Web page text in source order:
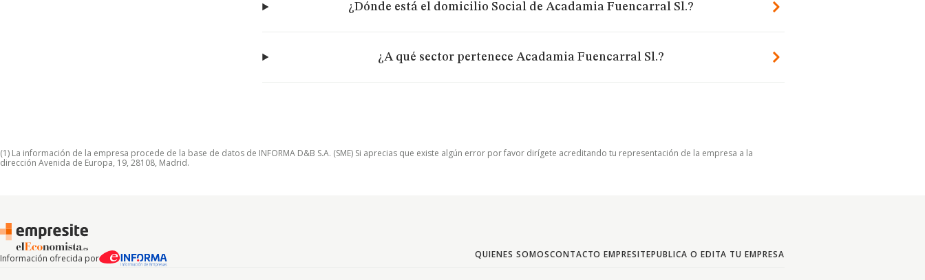
¿Dónde está el domicilio Social de Acadamia Fuencarral Sl.?
¿A qué sector pertenece Acadamia Fuencarral Sl.?
(1) La información de la empresa procede de la base de datos de INFORMA D&B S.A. (SME) Si aprecias que existe algún error por favor dirígete acreditando tu representación de la empresa a la
dirección Avenida de Europa, 19, 28108, Madrid.
Información ofrecida por QUIENES SOMOSCONTACTO EMPRESITEPUBLICA O EDITA TU EMPRESA